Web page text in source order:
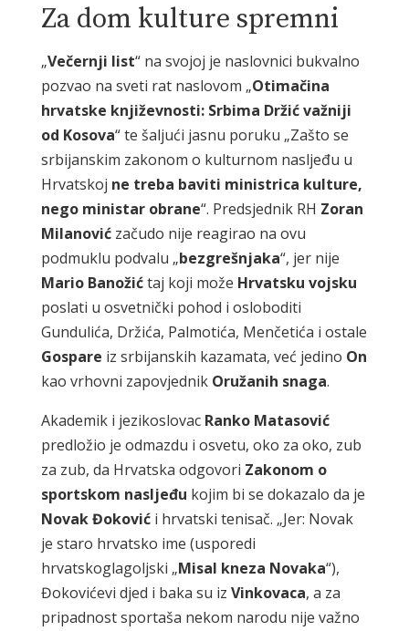
Za dom kulture spremni
„Večernji list“ na svojoj je naslovnici bukvalno
pozvao na sveti rat naslovom „Otimačina
hrvatske književnosti: Srbima Držić važniji
od Kosova“ te šaljući jasnu poruku „Zašto se
srbijanskim zakonom o kulturnom nasljeđu u
Hrvatskoj ne treba baviti ministrica kulture,
nego ministar obrane“. Predsjednik RH Zoran
Milanovićzačudo nije reagirao na ovu
podmuklu podvalu „bezgrešnjaka“, jer nije
Mario Banožićtaj koji može Hrvatsku vojsku
poslati u osvetnički pohod i osloboditi
Gundulića, Držića, Palmotića, Menčetića i ostale
Gospare iz srbijanskih kazamata, već jedino On
kao vrhovni zapovjednik Oružanih snaga.
Akademik i jezikoslovac Ranko Matasović
predložio je odmazdu i osvetu, oko za oko, zub
za zub, da Hrvatska odgovori Zakonom o
sportskom nasljeđu kojim bi se dokazalo da je
Novak Đokovići hrvatski tenisač. „Jer: Novak
je staro hrvatsko ime (usporedi
hrvatskoglagoljski „Misal kneza Novaka“),
Đokovićevi djed i baka su iz Vinkovaca, a za
pripadnost sportaša nekom narodu nije važno